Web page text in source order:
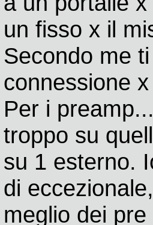
un fisso x il
Secondo me
connessione
Per i
troppo su
su 1 esterno.
di
meglio dei